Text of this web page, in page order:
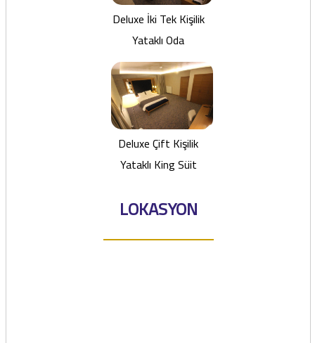
Deluxe İki Tek Kişilik
Yataklı Oda
Deluxe Çift Kişilik
Yataklı King Süit
LOKASYON